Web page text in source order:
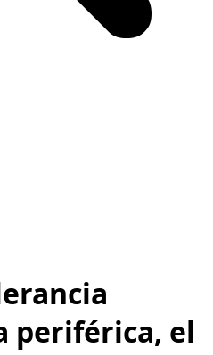
periférica, el